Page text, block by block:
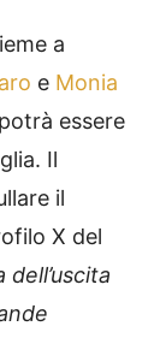
a
e Monia
essere
Il
il
X del
dell’uscita